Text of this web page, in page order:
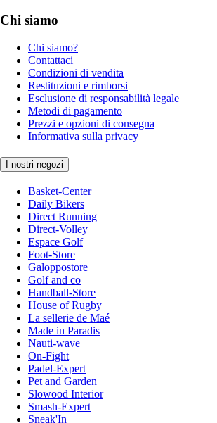
Chi siamo
Chi siamo?
Contattaci
Condizioni di vendita
Restituzioni e rimborsi
Esclusione di responsabilità legale
Metodi di pagamento
Prezzi e opzioni di consegna
Informativa sulla privacy
I nostri negozi
Basket-Center
Daily Bikers
Direct Running
Direct-Volley
Espace Golf
Foot-Store
Galoppostore
Golf and co
Handball-Store
House of Rugby
La sellerie de Maé
Made in Paradis
Nauti-wave
On-Fight
Padel-Expert
Pet and Garden
Slowood Interior
Smash-Expert
Sneak'In